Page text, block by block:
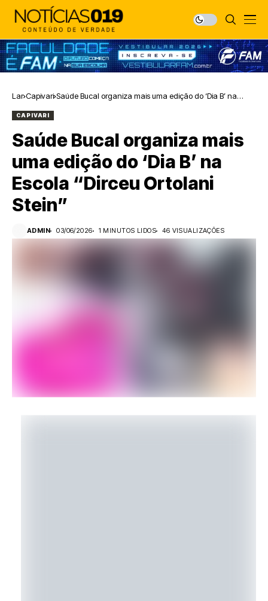
Lar Capivari Saúde Bucal organiza mais uma edição do ‘Dia B’ na
CAPIVARI
Saúde Bucal organiza mais
uma edição do ‘Dia B’ na
Escola “Dirceu Ortolani
Stein”
ADMIN 03/06/2026 1 MINUTOS LIDOS 46 VISUALIZAÇÕES